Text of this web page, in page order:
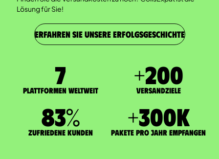
Lösung für Sie!
ERFAHREN SIE UNSERE ERFOLGSGESCHICHTE
7
Plattformen weltweit
+200
Versandziele
83%
zufriedene Kunden
+300K
Pakete pro Jahr empfangen